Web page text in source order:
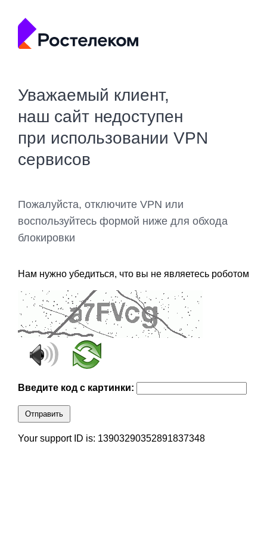
Уважаемый клиент,
наш сайт недоступен
при использовании VPN
сервисов
Пожалуйста, отключите VPN или
воспользуйтесь формой ниже для обхода
блокировки
Нам нужно убедиться, что вы не являетесь роботом
Введите код с картинки:
Отправить
Your support ID is: 13903290352891837348